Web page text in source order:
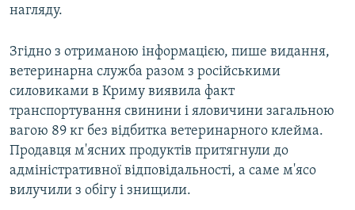
нагляду.
Згідно з отриманою інформацією, пише видання,
ветеринарна служба разом з російськими
силовиками в Криму виявила факт
транспортування свинини і яловичини загальною
вагою 89 кг без відбитка ветеринарного клейма.
Продавця м'ясних продуктів притягнули до
адміністративної відповідальності, а саме м'ясо
вилучили з обігу і знищили.